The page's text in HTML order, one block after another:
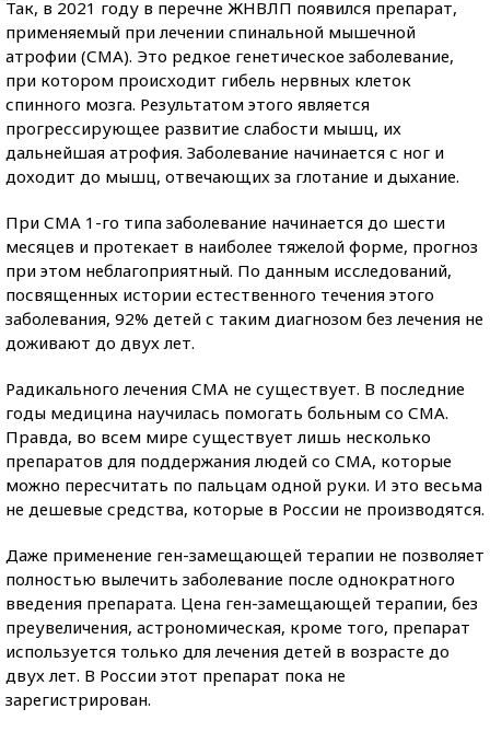
Так, в 2021 году в перечне ЖНВЛП появился препарат,
применяемый при лечении спинальной мышечной
атрофии (СМА). Это редкое генетическое заболевание,
при котором происходит гибель нервных клеток
спинного мозга. Результатом этого является
прогрессирующее развитие слабости мышц, их
дальнейшая атрофия. Заболевание начинается с ног и
доходит до мышц, отвечающих за глотание и дыхание.
При СМА 1-го типа заболевание начинается до шести
месяцев и протекает в наиболее тяжелой форме, прогноз
при этом неблагоприятный. По данным исследований,
посвященных истории естественного течения этого
заболевания, 92% детей с таким диагнозом без лечения не
доживают до двух лет.
Радикального лечения СМА не существует. В последние
годы медицина научилась помогать больным со СМА.
Правда, во всем мире существует лишь несколько
препаратов для поддержания людей со СМА, которые
можно пересчитать по пальцам одной руки. И это весьма
не дешевые средства, которые в России не производятся.
Даже применение ген-замещающей терапии не позволяет
полностью вылечить заболевание после однократного
введения препарата. Цена ген-замещающей терапии, без
преувеличения, астрономическая, кроме того, препарат
используется только для лечения детей в возрасте до
двух лет. В России этот препарат пока не
зарегистрирован.